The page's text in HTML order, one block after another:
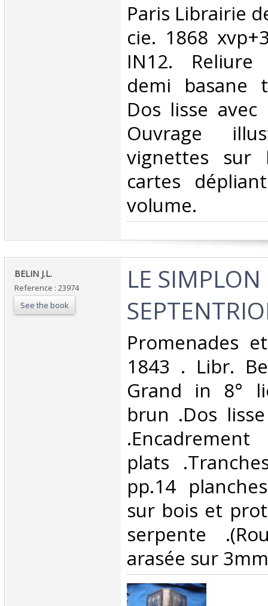
‎Paris Librairie
cie. 1868
IN12.
demi basane
Dos lisse
Ouvrage
vignettes
cartes
volume. ‎
‎BELIN J.L.‎
Reference : 23974
See the book
‎LE
‎Promenades
1843 . Libr.
Grand in 8°
brun .Dos
plats
pp.14
sur bois et
serpente
arasée sur